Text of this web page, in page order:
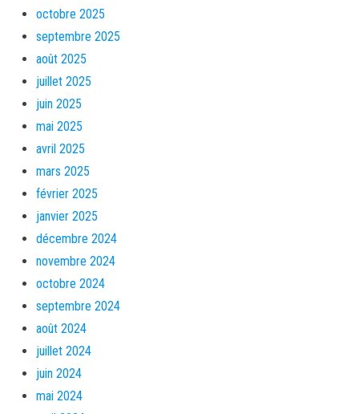
octobre 2025
septembre 2025
août 2025
juillet 2025
juin 2025
mai 2025
avril 2025
mars 2025
février 2025
janvier 2025
décembre 2024
novembre 2024
octobre 2024
septembre 2024
août 2024
juillet 2024
juin 2024
mai 2024